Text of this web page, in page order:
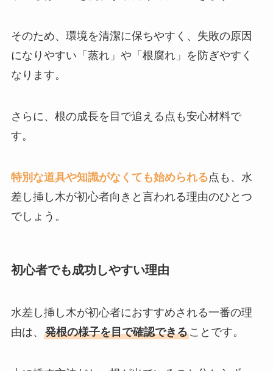
そのため、環境を清潔に保ちやすく、失敗の原因
になりやすい「蒸れ」や「根腐れ」を防ぎやすく
なります。
さらに、根の成長を目で追える点も安心材料で
す。
特別な道具や知識がなくても始められる点も、水
差し挿し木が初心者向きと言われる理由のひとつ
でしょう。
初心者でも成功しやすい理由
水差し挿し木が初心者におすすめされる一番の理
由は、 発根の様子を目で確認できることです。